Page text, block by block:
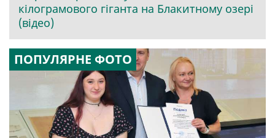
кілограмового гіганта на Блакитному озері
(відео)
ПОПУЛЯРНЕ ФОТО